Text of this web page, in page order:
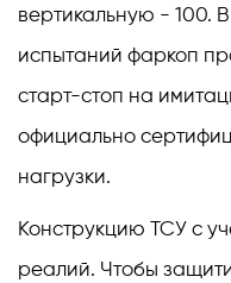
вертикальную - 100.
испытаний фаркоп
старт-стоп на
официально
нагрузки.
Конструкцию ТСУ с
реалий. Чтобы